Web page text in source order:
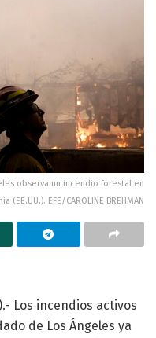
observa un incendio forestal en
(EE.UU.). EFE/CAROLINE BREHMAN
Los incendios activos
de Los Ángeles ya